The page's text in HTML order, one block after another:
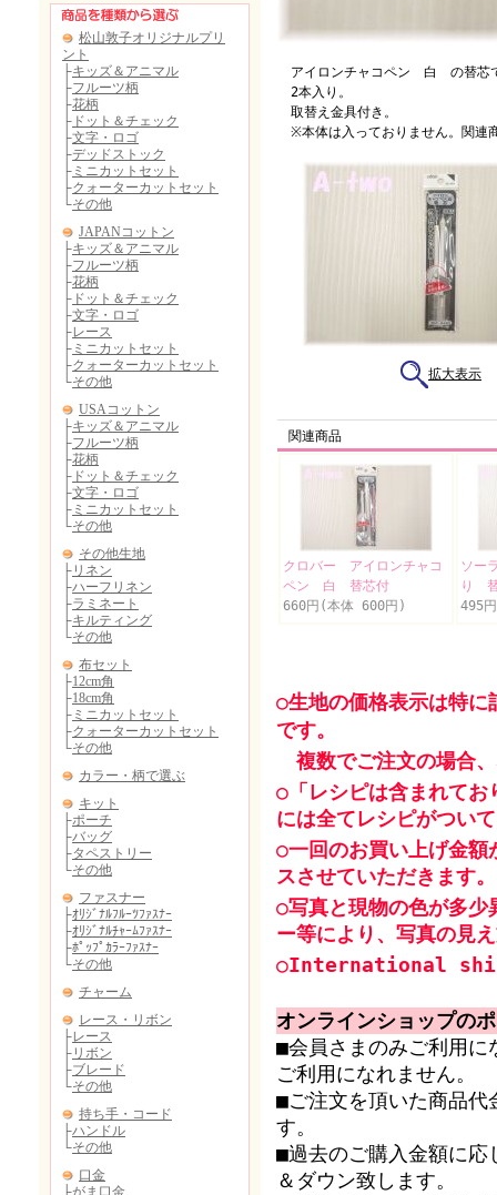
アイロンチャコペン 白 の替芯
2本入り。
取替え金具付き。
※本体は入っておりません。関連
拡大表示
関連商品
クロバー アイロンチャコ
ペン 白 替芯付
660円(本体 600円)
ソー
り
495
○生地の価格表示は特に
です。
複数でご注文の場合
○「レシピは含まれてお
には全てレシピがつい
○一回のお買い上げ金
スさせていただきます。
○写真と現物の色が多少
ー等により、写真の見
○International
オンラインショップの
■会員さまのみご利用に
ご利用になれません。
■ご注文を頂いた商品代
す。
■過去のご購入金額に応
＆ダウン致します。